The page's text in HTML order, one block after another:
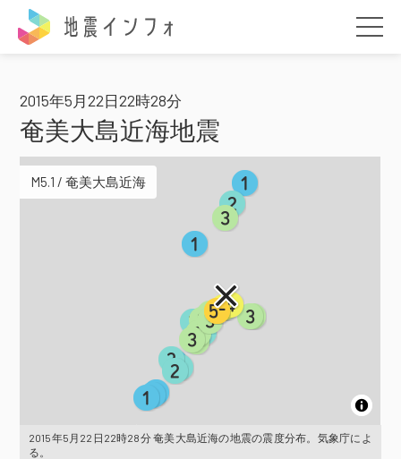
2015年5月22日22時28分
奄美大島近海地震
M5.1 / 奄美大島近海
2015年5月22日22時28分 奄美大島近海の地震の震度分布。気象庁によ
る。